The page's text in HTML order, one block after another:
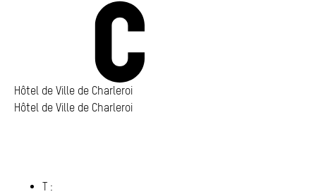
Hôtel de Ville de Charleroi
Hôtel de Ville de Charleroi
T :